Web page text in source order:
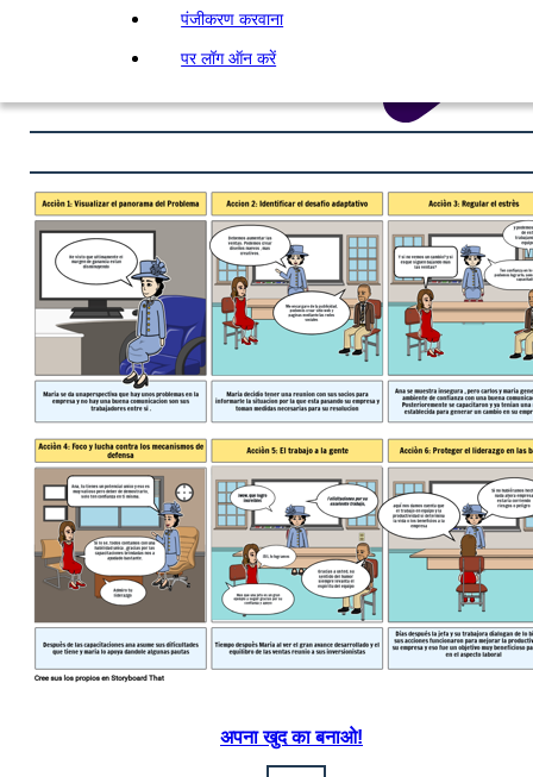
पंजीकरण करवाना
पर लॉग ऑन करें
अपना खुद का बनाओ!